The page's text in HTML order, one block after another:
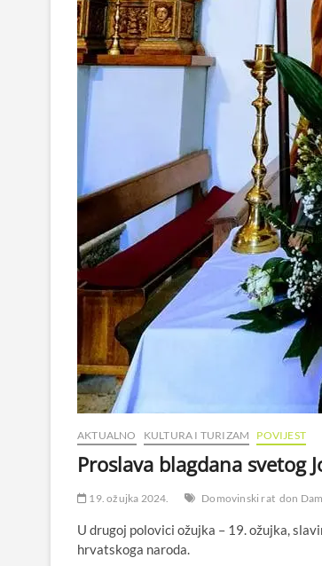
AKTUALNO KULTURA I TURIZAM POVIJEST
Proslava blagdana svetog
19. ožujka 2024. Domovinski rat don
U drugoj polovici ožujka – 19. ožujka,
hrvatskoga naroda.